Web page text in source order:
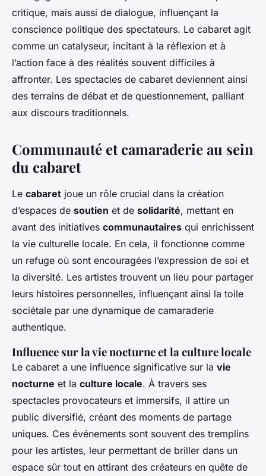
critique, mais aussi de dialogue, influençant la
conscience politique des spectateurs. Le cabaret agit
comme un catalyseur, incitant à la réflexion et à
l’action face à des réalités souvent difficiles à
affronter. Les spectacles de cabaret deviennent ainsi
des terrains de débat et de questionnement, palliant
aux discours traditionnels.
Communauté et camaraderie au sein
du cabaret
Le cabaret joue un rôle crucial dans la création
d’espaces de soutien et de solidarité, mettant en
avant des initiatives communautaires qui enrichissent
la vie culturelle locale. En cela, il fonctionne comme
un refuge où sont encouragées l’expression de soi et
la diversité. Les artistes trouvent un lieu pour partager
leurs histoires personnelles, influençant ainsi la toile
sociétale par une dynamique de camaraderie
authentique.
Influence sur la vie nocturne et la culture locale
Le cabaret a une influence significative sur la vie
nocturne et la culture locale. À travers ses
spectacles provocateurs et immersifs, il attire un
public diversifié, créant des moments de partage
uniques. Ces événements sont souvent des tremplins
pour les artistes, leur permettant de briller dans un
espace sûr tout en attirant des créateurs en quête de